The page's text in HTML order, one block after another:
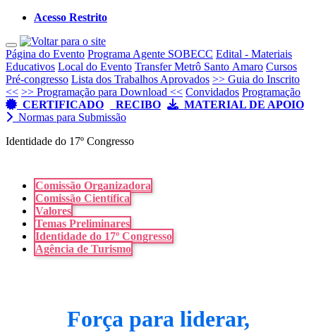
Acesso Restrito
Toggle navigation
Página do Evento Programa Agente SOBECC Edital - Materiais
Educativos Local do Evento Transfer Metrô Santo Amaro Cursos
Pré-congresso Lista dos Trabalhos Aprovados >> Guia do Inscrito
<< >> Programação para Download << Convidados Programação
CERTIFICADO
RECIBO
MATERIAL DE APOIO
Normas para Submissão
Identidade do 17º Congresso
Comissão Organizadora
Comissão Científica
Valores
Temas Preliminares
Identidade do 17º Congresso
Agência de Turismo
Força para liderar,